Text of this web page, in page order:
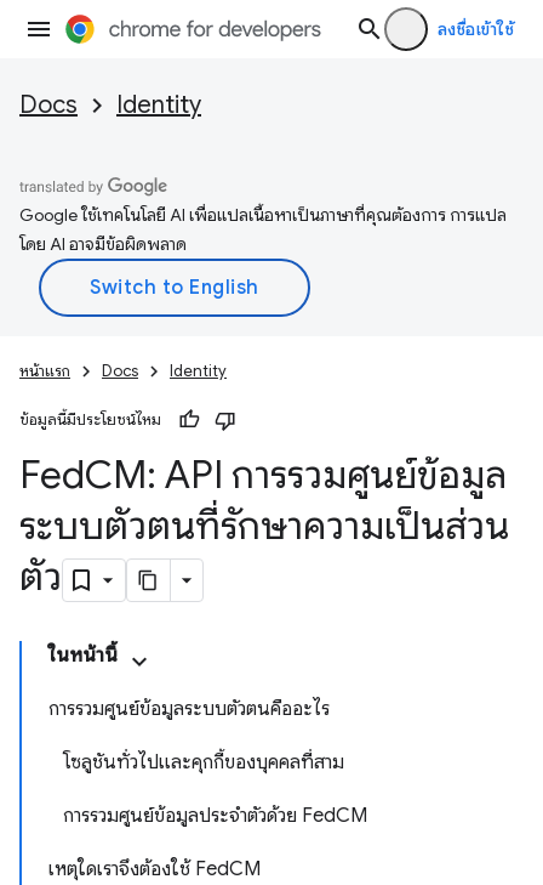
ลงชื่อเข้าใช้
Docs Identity
Google ใช้เทคโนโลยี AI เพื่อแปลเนื้อหาเป็นภาษาที่คุณต้องการ การแปล
โดย AI อาจมีข้อผิดพลาด
หน้าแรก Docs Identity
ข้อมูลนี้มีประโยชน์ไหม
FedCM: API การรวมศูนย์ข้อมูล
ระบบตัวตนที่รักษาความเป็นส่วน
ตัว
ในหน้านี้
การรวมศูนย์ข้อมูลระบบตัวตนคืออะไร
โซลูชันทั่วไปและคุกกี้ของบุคคลที่สาม
การรวมศูนย์ข้อมูลประจำตัวด้วย FedCM
เหตุใดเราจึงต้องใช้ FedCM